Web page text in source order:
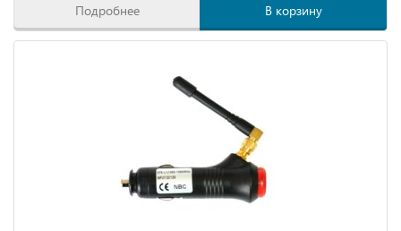
Подробнее В корзину